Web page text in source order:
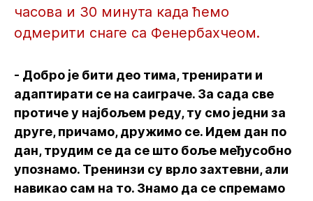
часова и 30 минута када ћемо
одмерити снаге са Фенербахчеом.
- Добро је бити део тима, тренирати и
адаптирати се на саиграче. За сада све
протиче у најбољем реду, ту смо једни за
друге, причамо, дружимо се. Идем дан по
дан, трудим се да се што боље међусобно
упознамо. Тренинзи су врло захтевни, али
навикао сам на то. Знамо да се спремамо